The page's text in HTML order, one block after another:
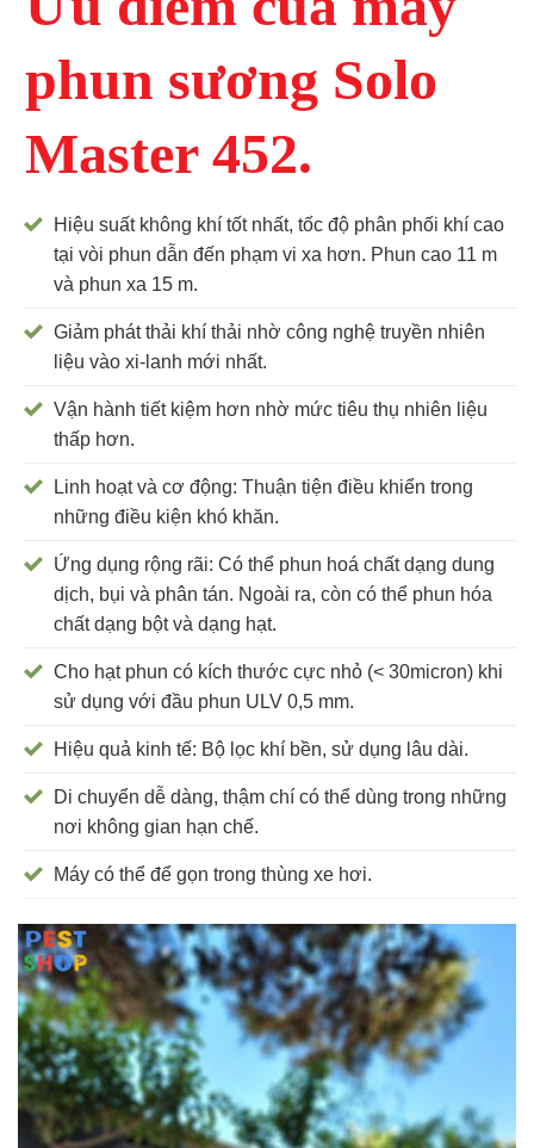
phun sương Solo
Master 452.
Hiệu suất không khí tốt nhất, tốc độ phân phối khí cao
tại vòi phun dẫn đến phạm vi xa hơn. Phun cao 11 m
và phun xa 15 m.
Giảm phát thải khí thải nhờ công nghệ truyền nhiên
liệu vào xi-lanh mới nhất.
Vận hành tiết kiệm hơn nhờ mức tiêu thụ nhiên liệu
thấp hơn.
Linh hoạt và cơ động: Thuận tiện điều khiển trong
những điều kiện khó khăn.
Ứng dụng rộng rãi: Có thể phun hoá chất dạng dung
dịch, bụi và phân tán. Ngoài ra, còn có thể phun hóa
chất dạng bột và dạng hạt.
Cho hạt phun có kích thước cực nhỏ (< 30micron) khi
sử dụng với đầu phun ULV 0,5 mm.
Hiệu quả kinh tế: Bộ lọc khí bền, sử dụng lâu dài.
Di chuyển dễ dàng, thậm chí có thể dùng trong những
nơi không gian hạn chế.
Máy có thể để gọn trong thùng xe hơi.